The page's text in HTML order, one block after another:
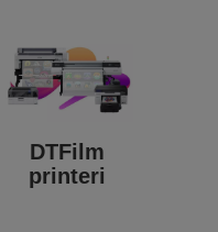
DTFilm
printeri